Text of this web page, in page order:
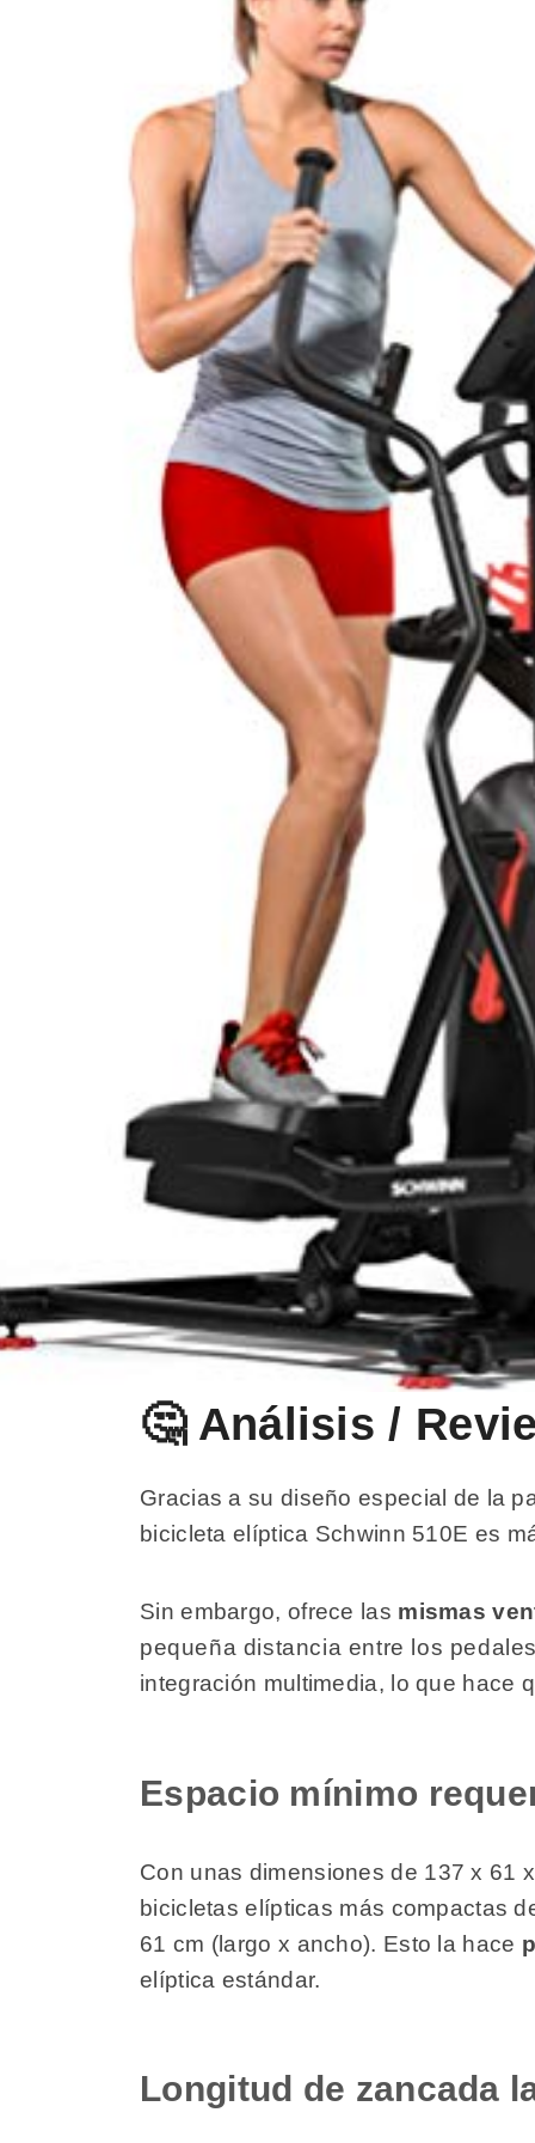
🤔 Análisis /
Gracias a su diseño especial de la
bicicleta elíptica Schwinn 510E es
Sin embargo, ofrece las mismas
pequeña distancia entre los
integración multimedia, lo que hace
Espacio mínimo
Con unas dimensiones de 137 x 61
bicicletas elípticas más compactas
61 cm (largo x ancho). Esto la hace
elíptica estándar.
Longitud de zancada